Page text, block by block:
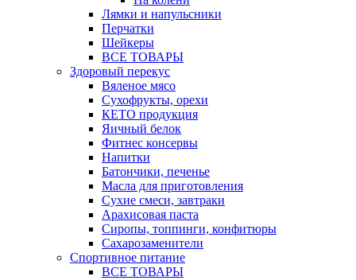
Лямки и напульсники
Перчатки
Шейкеры
ВСЕ ТОВАРЫ
Здоровый перекус
Вяленое мясо
Сухофрукты, орехи
КЕТО продукция
Яичный белок
Фитнес консервы
Напитки
Батончики, печенье
Масла для приготовления
Сухие смеси, завтраки
Арахисовая паста
Сиропы, топпинги, конфитюры
Сахарозаменители
Спортивное питание
ВСЕ ТОВАРЫ